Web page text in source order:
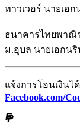
ทาวเวอร์ นายเอ
ธนาคารไทยพา
ม.อุบล นายเอกน
แจ้งการโอนเงินไ
Facebook.com/